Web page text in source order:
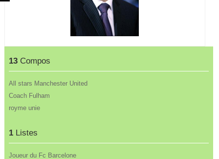
13 Compos
All stars Manchester United
Coach Fulham
royme unie
1 Listes
Joueur du Fc Barcelone